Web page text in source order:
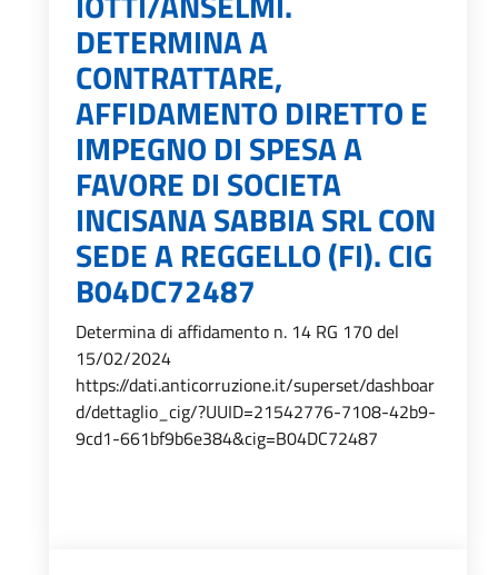
DETERMINA A
CONTRATTARE,
AFFIDAMENTO DIRETTO E
IMPEGNO DI SPESA A
FAVORE DI SOCIETA
INCISANA SABBIA SRL CON
SEDE A REGGELLO (FI). CIG
B04DC72487
Determina di affidamento n. 14 RG 170 del
15/02/2024
https://dati.anticorruzione.it/superset/dashboar
d/dettaglio_cig/?UUID=21542776-7108-42b9-
9cd1-661bf9b6e384&cig=B04DC72487